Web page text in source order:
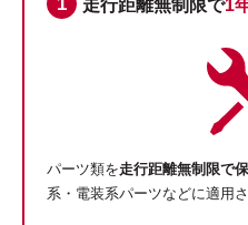
走行距離無制限で1
パーツ類を走行距離無制限で
系・電装系パーツなどに適用さ